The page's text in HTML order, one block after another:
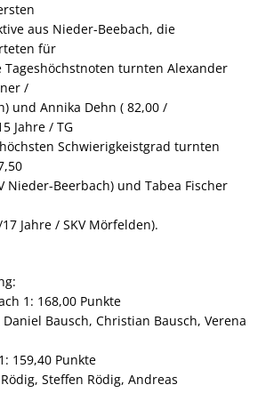
aus Nieder-Beebach, die
für
Tageshöchstnoten turnten Alexander
/
und Annika Dehn ( 82,00 /
Jahre / TG
Schwierigkeistgrad turnten
Nieder-Beerbach) und Tabea Fischer
Jahre / SKV Mörfelden).
1: 168,00 Punkte
Bausch, Christian Bausch, Verena
159,40 Punkte
Steffen Rödig, Andreas